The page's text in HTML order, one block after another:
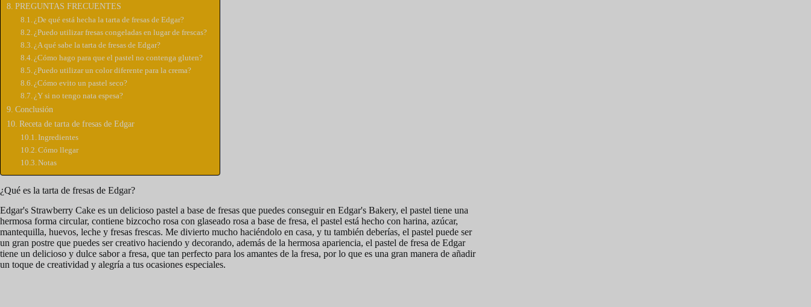
PREGUNTAS FRECUENTES
¿De qué está hecha la tarta de fresas de Edgar?
¿Puedo utilizar fresas congeladas en lugar de frescas?
¿A qué sabe la tarta de fresas de Edgar?
¿Cómo hago para que el pastel no contenga gluten?
¿Puedo utilizar un color diferente para la crema?
¿Cómo evito un pastel seco?
¿Y si no tengo nata espesa?
Conclusión
Receta de tarta de fresas de Edgar
Ingredientes
Cómo llegar
Notas
¿Qué es la tarta de fresas de Edgar?
Edgar's Strawberry Cake es un delicioso pastel a base de fresas que puedes conseguir en Edgar's Bakery, el pastel tiene una
hermosa forma circular, contiene bizcocho rosa con glaseado rosa a base de fresa, el pastel está hecho con harina, azúcar,
mantequilla, huevos, leche y fresas frescas. Me divierto mucho haciéndolo en casa, y tu también deberías, el pastel puede ser
un gran postre que puedes ser creativo haciendo y decorando, además de la hermosa apariencia, el pastel de fresa de Edgar
tiene un delicioso y dulce sabor a fresa, que tan perfecto para los amantes de la fresa, por lo que es una gran manera de añadir
un toque de creatividad y alegría a tus ocasiones especiales.